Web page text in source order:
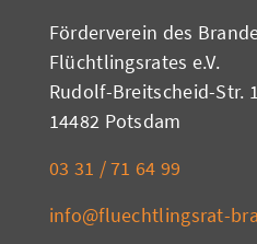
Förderverein des
Flüchtlingsrates e.V.
Rudolf-Breitscheid-Str.
14482 Potsdam
03 31 / 71 64 99
info@fluechtlingsrat-